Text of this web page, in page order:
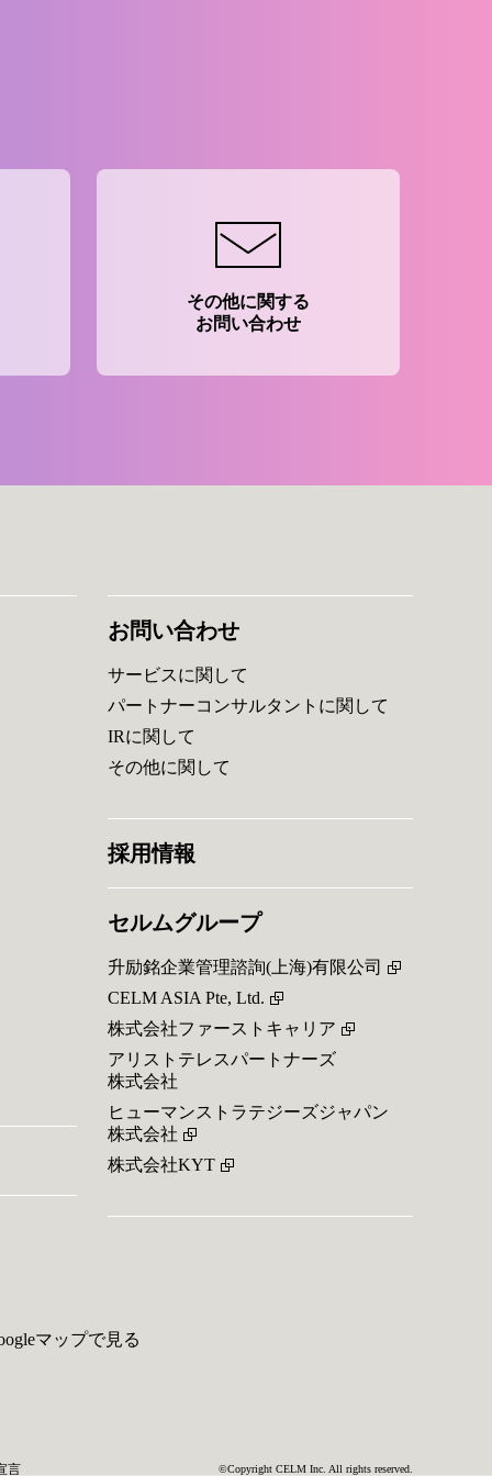
その他に関する
お問い合わせ
お問い合わせ
サービスに関して
パートナーコンサルタントに関して
IRに関して
その他に関して
採用情報
セルムグループ
升励銘企業管理諮詢(上海)有限公司
CELM ASIA Pte, Ltd.
株式会社ファーストキャリア
アリストテレスパートナーズ
株式会社
ヒューマンストラテジーズジャパン
株式会社
株式会社KYT
マップで見る
言 ©Copyright CELM Inc. All rights reserved.